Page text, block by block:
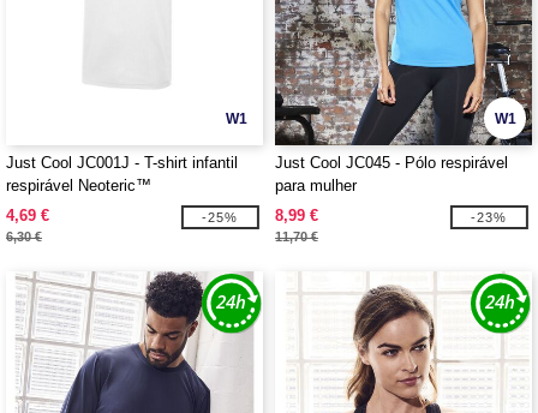
W1
Just Cool JC001J - T-shirt infantil
respirável Neoteric™
4,69 €
6,30 €
-25%
W1
Just Cool JC045 - Pólo respirável
para mulher
8,99 €
11,70 €
-23%